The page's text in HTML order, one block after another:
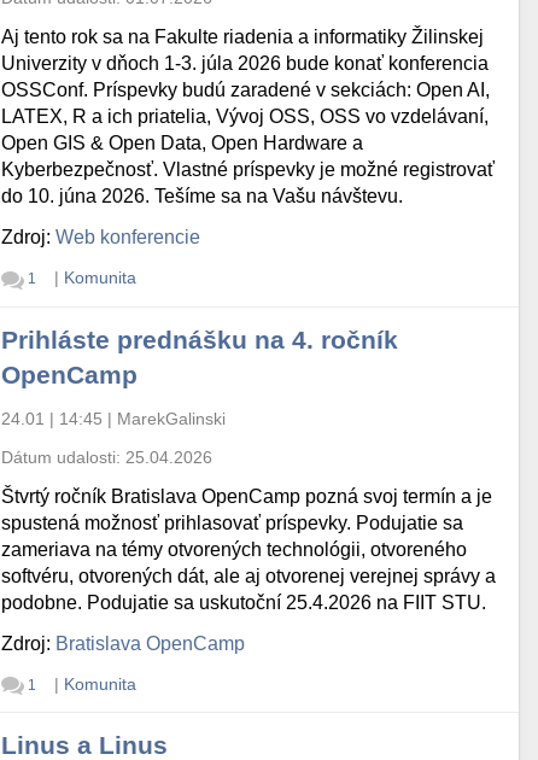
Aj tento rok sa na Fakulte riadenia a informatiky Žilinskej
Univerzity v dňoch 1-3. júla 2026 bude konať konferencia
OSSConf. Príspevky budú zaradené v sekciách: Open AI,
LATEX, R a ich priatelia, Vývoj OSS, OSS vo vzdelávaní,
Open GIS & Open Data, Open Hardware a
Kyberbezpečnosť. Vlastné príspevky je možné registrovať
do 10. júna 2026. Tešíme sa na Vašu návštevu.
Zdroj:Web konferencie
1 | Komunita
Prihláste prednášku na 4. ročník
OpenCamp
24.01 | 14:45 | MarekGalinski
Dátum udalosti: 25.04.2026
Štvrtý ročník Bratislava OpenCamp pozná svoj termín a je
spustená možnosť prihlasovať príspevky. Podujatie sa
zameriava na témy otvorených technológii, otvoreného
softvéru, otvorených dát, ale aj otvorenej verejnej správy a
podobne. Podujatie sa uskutoční 25.4.2026 na FIIT STU.
Zdroj: Bratislava OpenCamp
1 | Komunita
Linus a Linus